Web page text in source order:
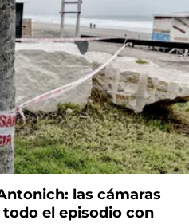
las cámaras
el episodio con